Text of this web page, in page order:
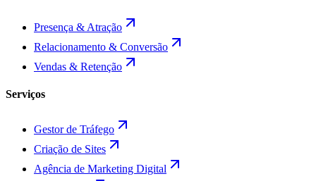
Presença & Atração
Relacionamento & Conversão
Vendas & Retenção
Serviços
Gestor de Tráfego
Criação de Sites
Agência de Marketing Digital